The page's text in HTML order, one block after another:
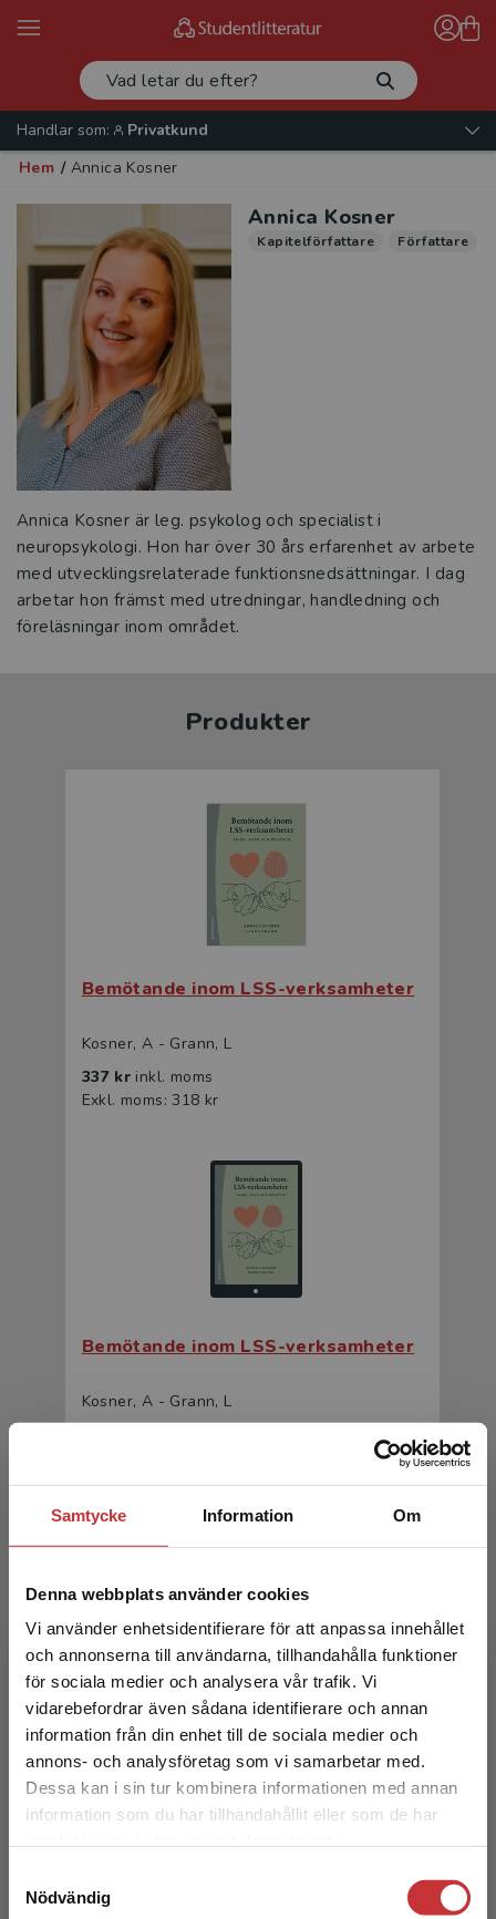
Samtycke Information Om
Denna webbplats använder cookies
Vi använder enhetsidentifierare för att anpassa innehållet
och annonserna till användarna, tillhandahålla funktioner
för sociala medier och analysera vår trafik. Vi
vidarebefordrar även sådana identifierare och annan
information från din enhet till de sociala medier och
annons- och analysföretag som vi samarbetar med.
Dessa kan i sin tur kombinera informationen med annan
information som du har tillhandahållit eller som de har
Nödvändig
Begränsad fraktregion
Det verkar som att du besöker
studentlitteratur.se via en enhet utanför Sverige.
Vi erbjuder inte leveranser utanför Sverige. För
att kunna slutföra ett köp måste
Handlar som:
Privatkund
Hem / Annica Kosner
Annica Kosner
Kapitelförfattare Författare
Annica Kosner är leg. psykolog och specialist i
neuropsykologi. Hon har över 30 års erfarenhet av arbete
med utvecklingsrelaterade funktionsnedsättningar. I dag
arbetar hon främst med utredningar, handledning och
föreläsningar inom området.
Produkter
Bemötande inom LSS-verksamheter
Kosner, A - Grann, L
337 kr inkl. moms
Exkl. moms: 318 kr
Bemötande inom LSS-verksamheter
Kosner, A - Grann, L
Lågaffektivt bemötande
Chipumbu Havelius, Axel (red.)
342 krinkl. moms
Exkl. moms: 323 kr